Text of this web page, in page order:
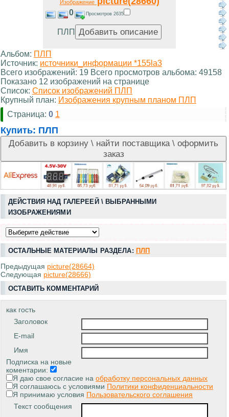
Изображение
0 Просмотров 2635
ПЛП
Альбом: ПЛП
Источник: источники_информации *155la3
Всего изображений: 19 Всего просмотров альбома: 49158
Показано 12 изображений на странице
Список: Список изображений ПЛП
Крупный план: Изображения крупным планом ПЛП
Страница: 0 1
Купить: ПЛП
ДЕЙСТВИЯ НАД ГАЛЕРЕЕЙ \ ВЫБРАННЫМИ
ИЗОБРАЖЕНИЯМИ
ОСТАЛЬНЫЕ МАТЕРИАЛЫ РАЗДЕЛА: ПЛП
Предыдущая picture(28664)
Следующая picture(28666)
ОСТАВИТЬ КОММЕНТАРИЙ
как гость
Заголовок
E-mail
Имя
Подписка на новые
коментарии:
Я даю свое согласие на обработку персональных данных
Я соглашаюсь с условиями Политики конфиденциальности
Я принимаю условия Пользовательского соглашения
Текст сообщения